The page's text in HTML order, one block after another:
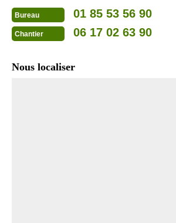
Bureau 01 85 53 56 90
Chantier 06 17 02 63 90
Nous localiser